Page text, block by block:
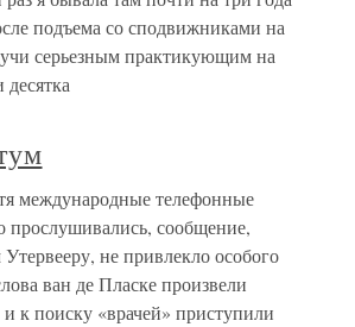
подъема со сподвижниками на
серьезным практикующим на
международные телефонные
прослушивались, сообщение,
не привлекло особого
ван де Пласке произвели
к поиску «врачей» приступили